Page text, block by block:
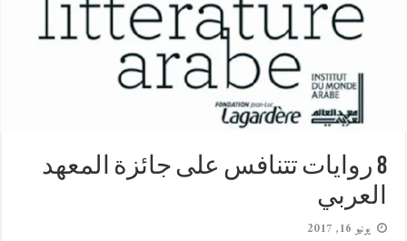
8 روايات تتنافس على جائزة المعهد
العربي
يونيو 16, 2017